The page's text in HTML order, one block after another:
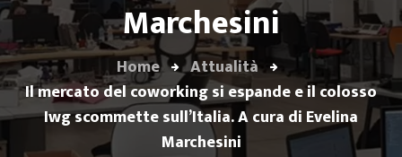
Marchesini
Home
Attualità
Il mercato del coworking si espande e il colosso
Iwg scommette sull’Italia. A cura di Evelina
Marchesini